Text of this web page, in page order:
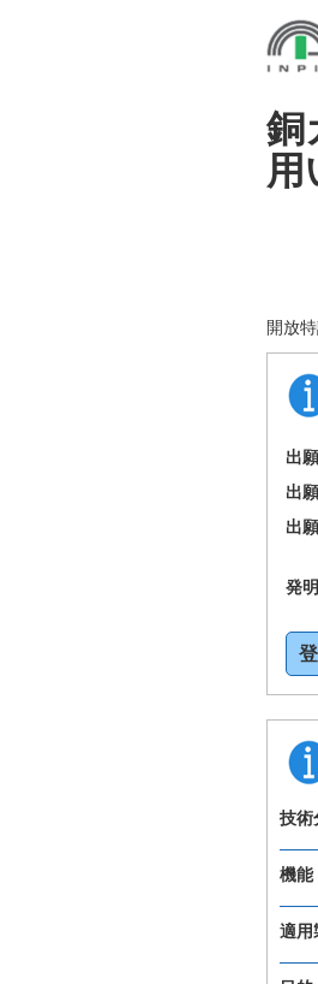
銅
用
開放
出
出
出
発
技術
機能
適用